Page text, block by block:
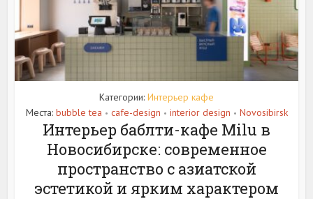
Категории: Интерьер кафе
Места: bubble tea • cafe-design • interior design • Novosibirsk
Интерьер баблти-кафе Milu в
Новосибирске: современное
пространство с азиатской
эстетикой и ярким характером